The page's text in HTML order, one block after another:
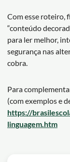
Com esse roteiro,
“conteúdo
para ler melhor,
segurança nas
cobra.
Para
(com exemplos e
https://
linguagem.htm